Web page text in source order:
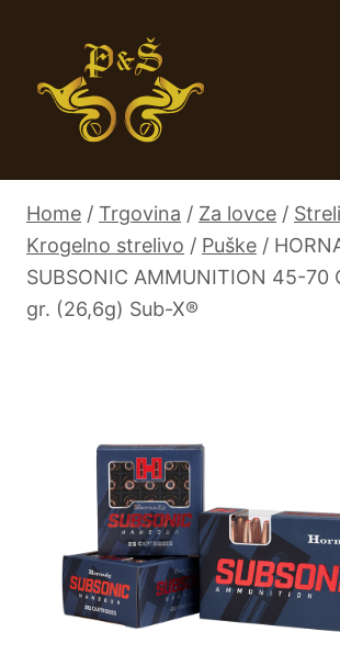
Home / Trgovina / Za lovce /
Krogelno strelivo / Puške /
SUBSONIC AMMUNITION 45-70
gr. (26,6g) Sub-X®